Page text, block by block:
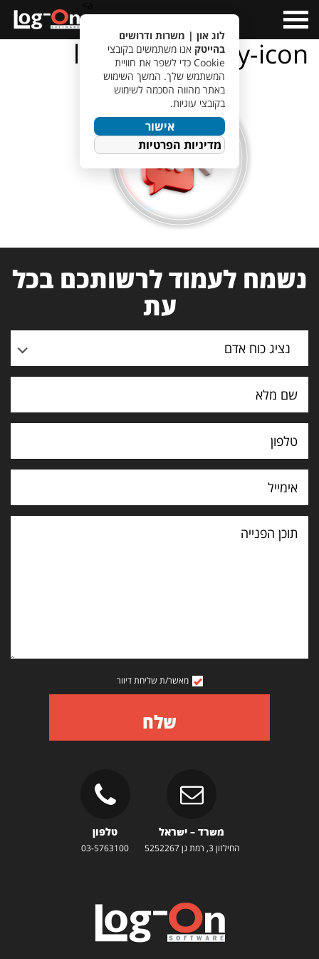
Menu
logi-availability-icon
נשמח לעמוד לרשותכם בכל
עת
נציג כוח אדם
תוכן
הפנייה
מאשר/ת שליחת דיוור
שלח
משרד – ישראל
החילזון 3, רמת גן 5252267
טלפון
03-5763100
לוג און | משרות ודרושים
בהייטק אנו משתמשים בקובצי
Cookie כדי לשפר את חוויית
המשתמש שלך. המשך השימוש
באתר מהווה הסכמה לשימוש
בקובצי עוגיות.
אישור
מדיניות הפרטיות